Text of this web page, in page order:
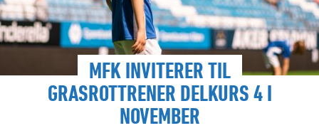
MFK INVITERER TIL
GRASROTTRENER DELKURS 4 I
NOVEMBER